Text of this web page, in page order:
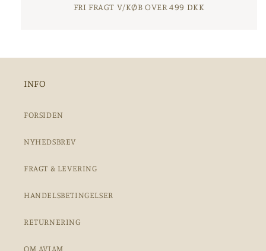
FRI FRAGT V/KØB OVER 499 DKK
INFO
FORSIDEN
NYHEDSBREV
FRAGT & LEVERING
HANDELSBETINGELSER
RETURNERING
OM AVIAM